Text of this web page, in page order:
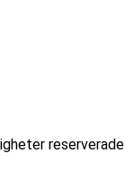
reserverade